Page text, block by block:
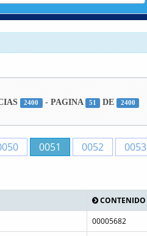
2400 - PAGINA 51 DE 2400
0051 0052 0053
CONTENIDO
00005682